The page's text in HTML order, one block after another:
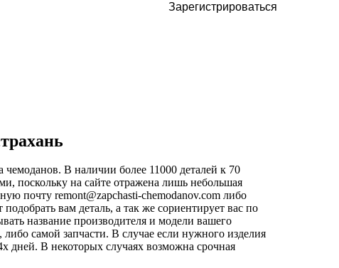
Зарегистрироваться
В наличии более 11000 деталей к 70
поскольку на сайте отражена лишь небольшая
почту remont@zapchasti-chemodanov.comлибо
вам деталь, а так же сориентирует вас по
название производителя и модели вашего
самой запчасти. В случае если нужного изделия
дней. В некоторых случаях возможна срочная